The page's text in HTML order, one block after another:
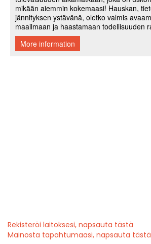
Rekisteröi laitoksesi, napsauta tästä
Mainosta tapahtumaasi, napsauta tästä